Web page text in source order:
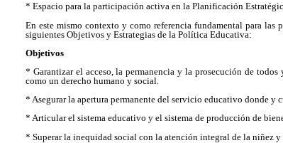
* Espacio para la participación activa en la Planificación
En este mismo contexto y como referencia fundamental para
siguientes Objetivos y Estrategias de la Política Educativa:
Objetivos
* Garantizar el acceso, la permanencia y la prosecución de
como un derecho humano y social.
* Asegurar la apertura permanente del servicio educativo donde y
* Articular el sistema educativo y el sistema de producción de
* Superar la inequidad social con la atención integral de la niñez y